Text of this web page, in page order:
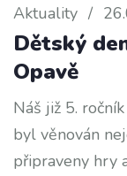
Aktuality /
Dětský
Opavě
Náš již 5.
byl věnován
připraveny hry